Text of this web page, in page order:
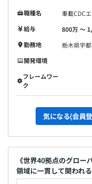
職種名
車載CDC
給与
800万 〜
勤務地
栃木県宇
開発環境
フレームワー
ク
気になる(会員
《世界40拠点のグロ
領域に一貫して関われ